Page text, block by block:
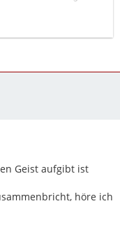
request from
Geist aufgibt ist
höre ich